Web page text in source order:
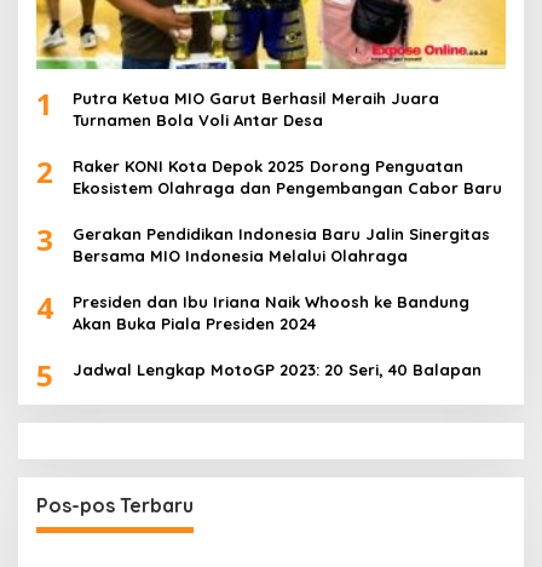
1
Putra Ketua MIO Garut Berhasil Meraih Juara
Turnamen Bola Voli Antar Desa
2
Raker KONI Kota Depok 2025 Dorong Penguatan
Ekosistem Olahraga dan Pengembangan Cabor Baru
3
Gerakan Pendidikan Indonesia Baru Jalin Sinergitas
Bersama MIO Indonesia Melalui Olahraga
4
Presiden dan Ibu Iriana Naik Whoosh ke Bandung
Akan Buka Piala Presiden 2024
5 Jadwal Lengkap MotoGP 2023: 20 Seri, 40 Balapan
Pos-pos Terbaru